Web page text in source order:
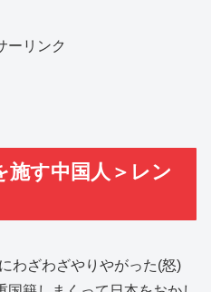
ーリンク
す中国人＞レン
わざわざやりやがった(怒)